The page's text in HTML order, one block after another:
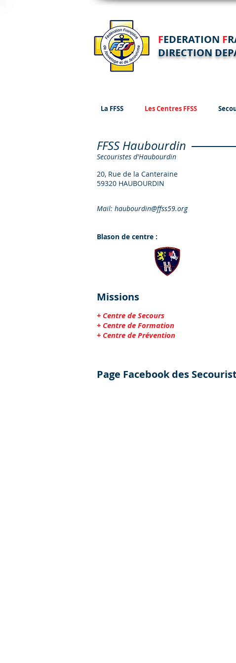
FEDERATION F
DIRECTION
La FFSS Les Centres FFSS
FFSS Haubourdin
Secouristes d'Haubourdin
20, Rue de la Canteraine
59320 HAUBOURDIN
Mail: haubourdin@ffss59.org
Missions
+ Centre de Secours
+ Centre de Formation
+ Centre de Prévention
Blason de centre :
Page Facebook des